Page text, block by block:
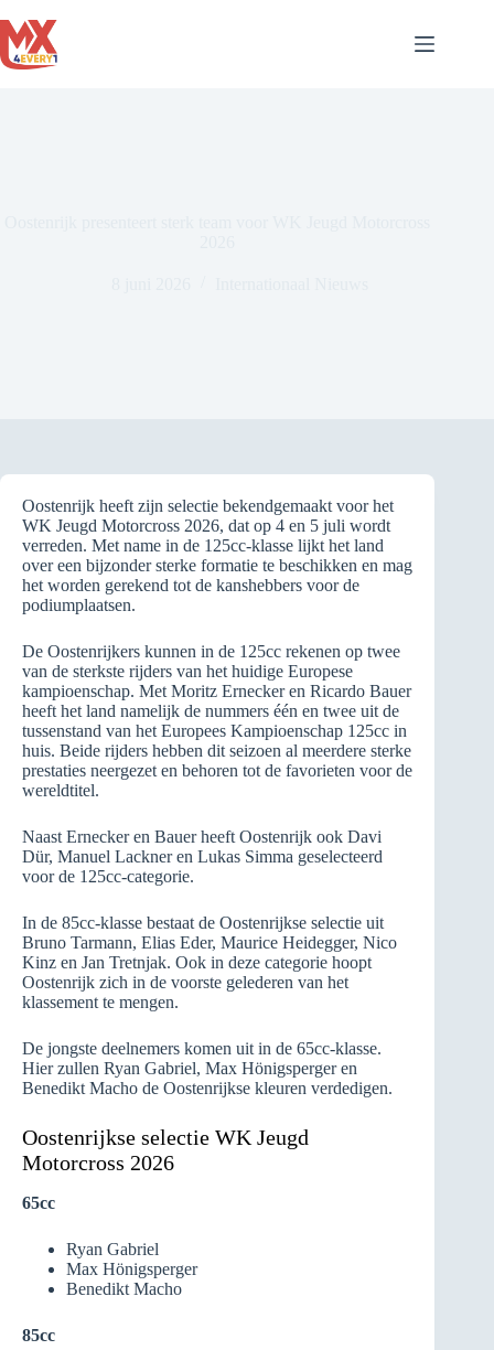
naar
de
inhoud
Oostenrijk heeft zijn selectie bekendgemaakt voor het
WK Jeugd Motorcross 2026, dat op 4 en 5 juli wordt
verreden. Met name in de 125cc-klasse lijkt het land
over een bijzonder sterke formatie te beschikken en mag
het worden gerekend tot de kanshebbers voor de
podiumplaatsen.
De Oostenrijkers kunnen in de 125cc rekenen op twee
van de sterkste rijders van het huidige Europese
kampioenschap. Met Moritz Ernecker en Ricardo Bauer
heeft het land namelijk de nummers één en twee uit de
tussenstand van het Europees Kampioenschap 125cc in
huis. Beide rijders hebben dit seizoen al meerdere sterke
prestaties neergezet en behoren tot de favorieten voor de
wereldtitel.
Naast Ernecker en Bauer heeft Oostenrijk ook Davi
Dür, Manuel Lackner en Lukas Simma geselecteerd
voor de 125cc-categorie.
In de 85cc-klasse bestaat de Oostenrijkse selectie uit
Bruno Tarmann, Elias Eder, Maurice Heidegger, Nico
Kinz en Jan Tretnjak. Ook in deze categorie hoopt
Oostenrijk zich in de voorste gelederen van het
klassement te mengen.
De jongste deelnemers komen uit in de 65cc-klasse.
Hier zullen Ryan Gabriel, Max Hönigsperger en
Benedikt Macho de Oostenrijkse kleuren verdedigen.
Oostenrijkse selectie WK Jeugd
Motorcross 2026
65cc
Ryan Gabriel
Max Hönigsperger
Benedikt Macho
85cc